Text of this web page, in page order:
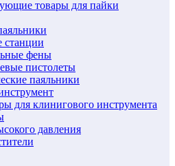
товары для пайки
станции
фены
пистолеты
паяльники
для клинигового инструмента
давления